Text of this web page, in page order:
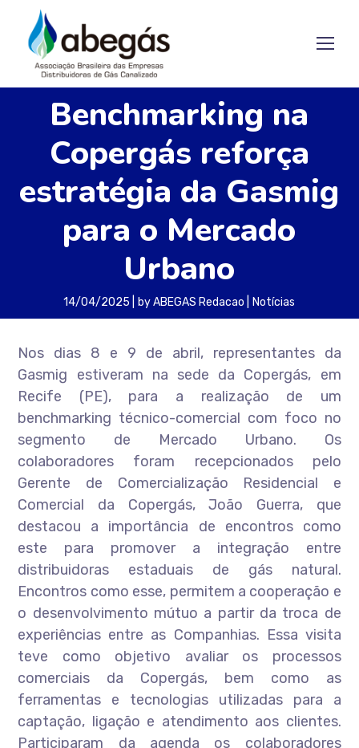
Benchmarking na
Copergás reforça
estratégia da Gasmig
para o Mercado
Urbano
14/04/2025 byABEGAS Redacao Notícias
Nos dias 8 e 9 de abril, representantes da
Gasmig estiveram na sede da Copergás, em
Recife (PE), para a realização de um
benchmarking técnico-comercial com foco no
segmento de Mercado Urbano. Os
colaboradores foram recepcionados pelo
Gerente de Comercialização Residencial e
Comercial da Copergás, João Guerra, que
destacou a importância de encontros como
este para promover a integração entre
distribuidoras estaduais de gás natural.
Encontros como esse, permitem a cooperação e
o desenvolvimento mútuo a partir da troca de
experiências entre as Companhias. Essa visita
teve como objetivo avaliar os processos
comerciais da Copergás, bem como as
ferramentas e tecnologias utilizadas para a
captação, ligação e atendimento aos clientes.
Participaram da agenda os colaboradores